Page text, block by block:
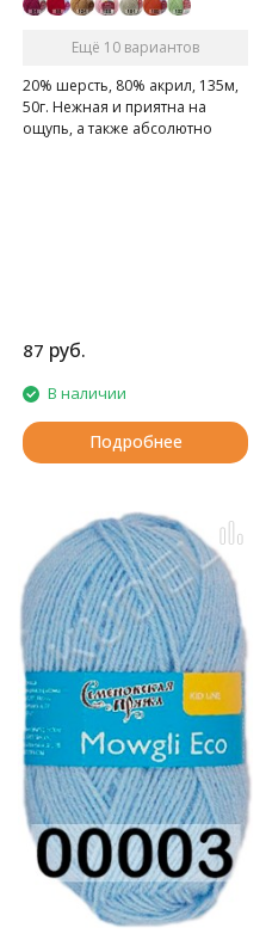
Ещё 10 вариантов
20% шерсть, 80% акрил, 135м,
50г. Нежная и приятна на
ощупь, а также абсолютно
87 руб.
В наличии
Подробнее